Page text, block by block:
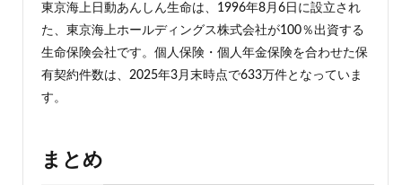
東京海上日動あんしん生命は、1996年8月6日に設立され
た、東京海上ホールディングス株式会社が100％出資する
生命保険会社です。個人保険・個人年金保険を合わせた保
有契約件数は、2025年3月末時点で633万件となっていま
す。
まとめ